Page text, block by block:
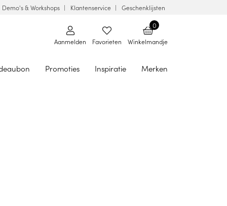
Demo's & Workshops Klantenservice Geschenklijsten
Aanmelden Favorieten
0
Winkelmandje
Promoties Inspiratie Merken